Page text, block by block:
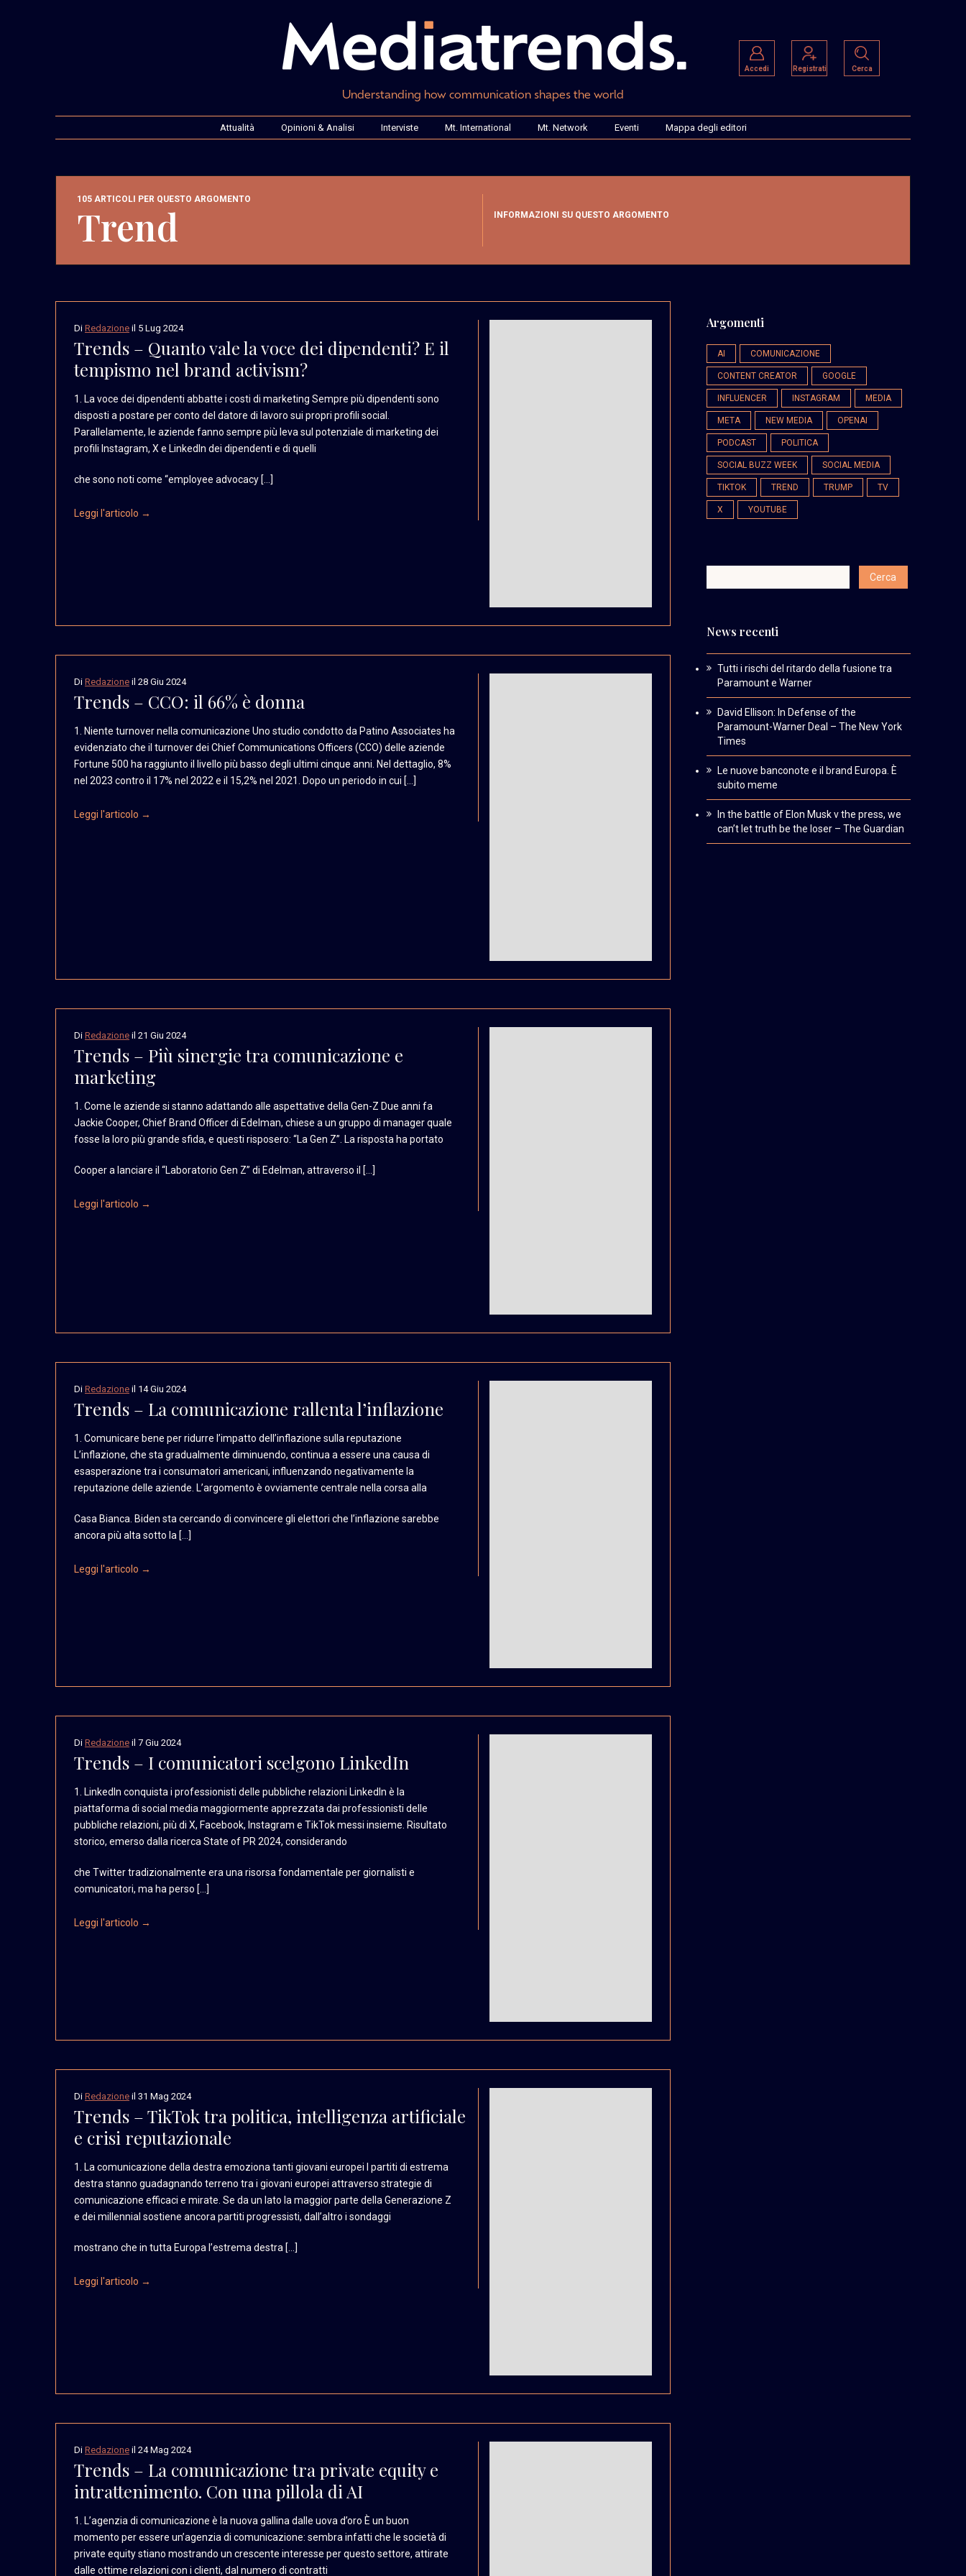
Understanding how communication shapes the world
Accedi Registrati Cerca
Attualità Opinioni & Analisi Interviste Mt. International Mt. Network Eventi Mappa degli editori
105 ARTICOLI PER QUESTO ARGOMENTO
Trend INFORMAZIONI SU QUESTO ARGOMENTO
Di Redazione il 5 Lug 2024
Trends – Quanto vale la voce dei dipendenti? E il
tempismo nel brand activism?
1. La voce dei dipendenti abbatte i costi di marketing Sempre più dipendenti sono
disposti a postare per conto del datore di lavoro sui propri profili social.
Parallelamente, le aziende fanno sempre più leva sul potenziale di marketing dei
profili Instagram, X e LinkedIn dei dipendenti e di quelli
che sono noti come “employee advocacy […]
Leggi l'articolo →
Di Redazione il 28 Giu 2024
Trends – CCO: il 66% è donna
1. Niente turnover nella comunicazione Uno studio condotto da Patino Associates ha
evidenziato che il turnover dei Chief Communications Officers (CCO) delle aziende
Fortune 500 ha raggiunto il livello più basso degli ultimi cinque anni. Nel dettaglio, 8%
nel 2023 contro il 17% nel 2022 e il 15,2% nel 2021. Dopo un periodo in cui […]
Leggi l'articolo →
Di Redazione il 21 Giu 2024
Trends – Più sinergie tra comunicazione e
marketing
1. Come le aziende si stanno adattando alle aspettative della Gen-Z Due anni fa
Jackie Cooper, Chief Brand Officer di Edelman, chiese a un gruppo di managerquale
fosse la loro più grande sfida, e questi risposero: “La Gen Z”. La risposta ha portato
Cooper a lanciare il “Laboratorio Gen Z” di Edelman, attraverso il […]
Leggi l'articolo →
Di Redazione il 14 Giu 2024
Trends – La comunicazione rallenta l’inflazione
1. Comunicare bene perridurre l’impatto dell’inflazione sulla reputazione
L’inflazione, che sta gradualmente diminuendo, continua a essere una causa di
esasperazione tra i consumatori americani, influenzando negativamente la
reputazione delle aziende. L’argomento è ovviamente centrale nella corsa alla
Casa Bianca. Biden sta cercando di convincere gli elettori che l’inflazione sarebbe
ancora più alta sotto la […]
Leggi l'articolo →
Di Redazione il 7 Giu 2024
Trends – I comunicatori scelgono LinkedIn
1. LinkedIn conquista i professionisti delle pubbliche relazioni LinkedIn è la
piattaforma di social media maggiormente apprezzata dai professionisti delle
pubbliche relazioni, più di X, Facebook, Instagram e TikTok messi insieme. Risultato
storico, emerso dalla ricerca State of PR 2024, considerando
che Twitter tradizionalmente era una risorsa fondamentale per giornalisti e
comunicatori, ma ha perso […]
Leggi l'articolo →
Di Redazione il 31 Mag 2024
Trends – TikTok tra politica, intelligenza artificiale
e crisi reputazionale
1. La comunicazione della destra emoziona tanti giovani europei I partiti di estrema
destra stanno guadagnando terreno tra i giovani europei attraverso strategie di
comunicazione efficaci e mirate. Se da un lato la maggiorparte della Generazione Z
e dei millennial sostiene ancora partiti progressisti, dall’altro i sondaggi
mostrano che in tutta Europa l’estrema destra […]
Leggi l'articolo →
Di Redazione il 24 Mag 2024
Trends – La comunicazione tra private equity e
intrattenimento. Con una pillola di AI
1. L’agenzia di comunicazione è la nuova gallina dalle uova d’oro È un buon
momento per essere un’agenzia di comunicazione: sembra infatti che le società di
private equity stiano mostrando un crescente interesse per questo settore, attirate
dalle ottime relazioni con i clienti, dal numero di contratti
Argomenti
AI COMUNICAZIONE
CONTENT CREATOR GOOGLE
INFLUENCER INSTAGRAM MEDIA
META NEW MEDIA OPENAI
PODCAST POLITICA
SOCIAL BUZZ WEEK SOCIAL MEDIA
TIKTOK TREND TRUMP TV
X YOUTUBE
News recenti
Tutti i rischi del ritardo della fusione tra
Paramount e Warner
David Ellison: In Defense of the
Paramount-Warner Deal – The New York
Times
Le nuove banconote e il brand Europa. È
subito meme
In the battle of Elon Musk v the press, we
can’t let truth be the loser – The Guardian